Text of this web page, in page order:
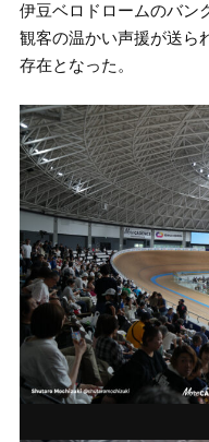
伊豆ベロドロームのバン
観客の温かい声援が送ら
存在となった。